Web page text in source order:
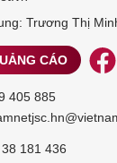
Trương Thị
CÁO
405 885
181 436